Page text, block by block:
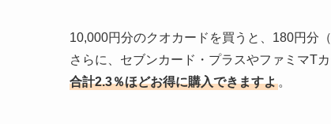
10,000円分のクオカードを買うと、180円分
さらに、セブンカード・プラスやファミマT
合計2.3％ほどお得に購入できますよ 。